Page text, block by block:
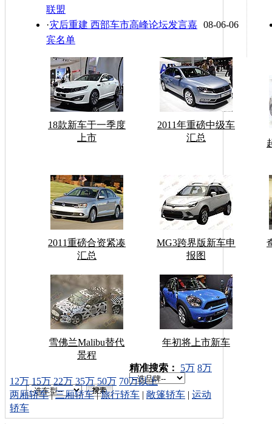
联盟
08-06-06
·灾后重建 西部车市高峰论坛发言嘉
宾名单
18款新车于一季度
上市
2011年重磅中级车
汇总
2011重磅合资紧凑
汇总
MG3跨界版新车申
报图
雪佛兰Malibu替代
景程
年初将上市新车
车型搜索：
精准搜索： 5万 8万
12万 15万 22万 35万 50万 70万以上
两厢轿车|三厢轿车|旅行轿车 | 敞篷轿车 | 运动
轿车